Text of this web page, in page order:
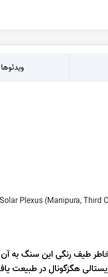
ویدئوها
طیف رنگی این سنگ به
هگزگونال در طبیعت